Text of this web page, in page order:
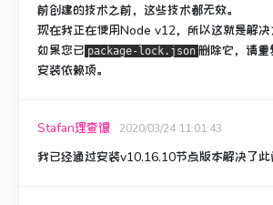
前创建的技术之前，这些技术都无效。
现在我正在使用Node v12， 所以这就是解决
如果您已 package-lock.json 删除它，请重
安装依赖项。
Stafan理查德 2020/03/24 11:01:43
我已经通过安装v10.16.10节点版本解决了